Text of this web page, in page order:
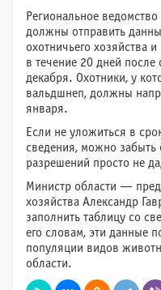
Региональное
должны отправить
охотничьего хозяйства
в течение 20 дней после
декабря. Охотники, у
вальдшнеп, должны
января.
Если не уложиться в
сведения, можно
разрешений просто не
Министр области —
хозяйства Александр
заполнить таблицу со
его словам, эти данные
популяции видов
области.